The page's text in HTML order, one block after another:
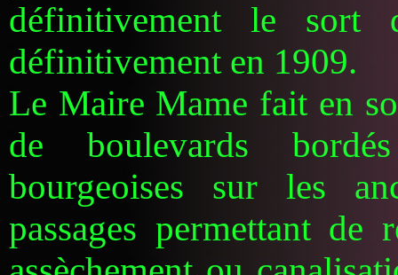
définitivement le sort
définitivement en 1909.
Le Maire Mame fait en
de boulevards
bourgeoises sur les
passages permettant